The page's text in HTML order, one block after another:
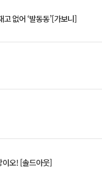
없어 ‘발동동’[가보니]
오! [솔드아웃]